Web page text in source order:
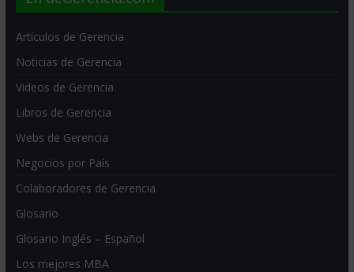
Artículos de Gerencia
Noticias de Gerencia
Videos de Gerencia
Libros de Gerencia
Webs de Gerencia
Negocios por País
Colaboradores de Gerencia
Glosario
Glosario Inglés – Español
Los mejores MBA